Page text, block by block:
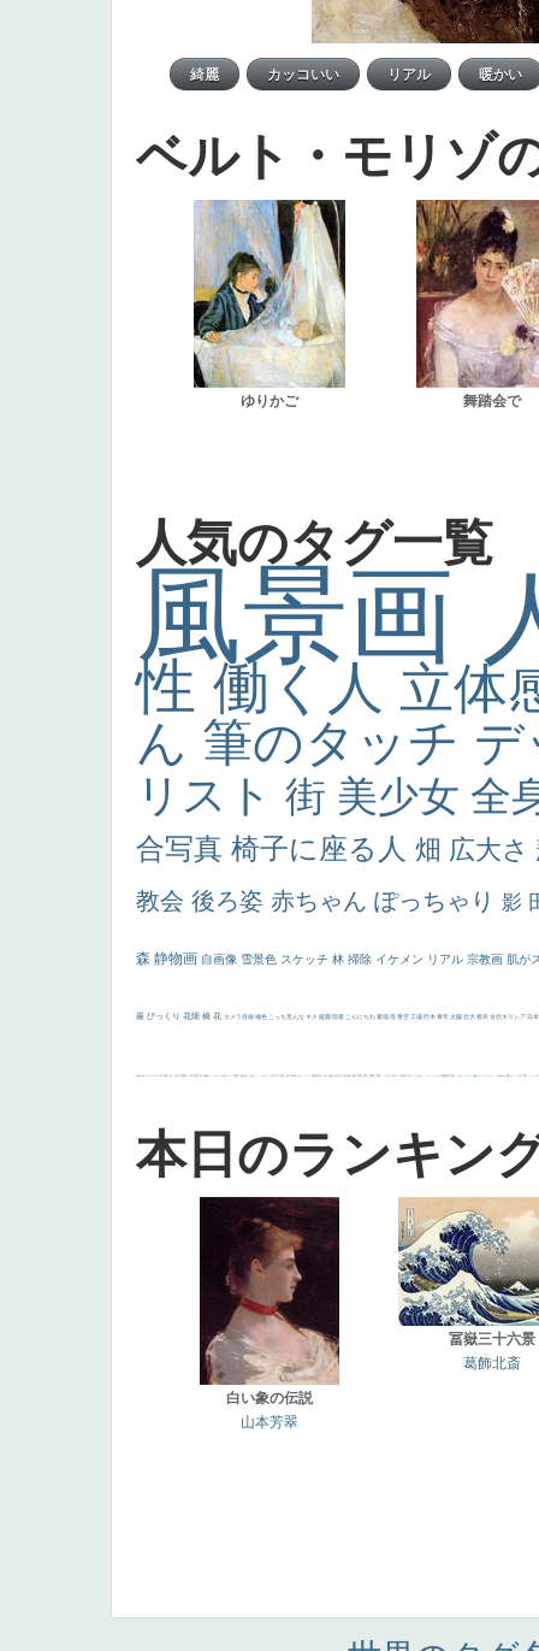
ベルト・モリゾ
ゆりかご 舞踏会で
人気のタグ一覧
風景画
性 働く人 立体
ん 筆のタッチ
リスト 街 美少女 全
合写真 椅子に座る人 畑 広大さ
教会 後ろ姿 赤ちゃん ぽっちゃり 影
森 静物画 自画像 雪景色 スケッチ 林 掃除 イケメン リアル 宗教画 肌が
厳 びっくり 花畑 橋 花 カメラ目線 補色 こっち見んな キス 庭園 部屋 こんにちわ 素描 塔 青空 工場 巨木 青年 太陽 壮大 着衣 古代ギリシア 日
画質 ヴィーナス 剣 哀愁 白人少女 食事中 山本芳翠 麦 女神 ローマ教皇 奥行き 火起こし 東方の三博士 雪 114514 受胎告知 天から覗き込む顔 設計図 挿絵 群衆 親子 裸婦 可愛い 美人 ＃名画で学ぶ「たるみ」 躍動感 黄色 畦道 レンブラント・ 暖かい バブみ 靴下
本日のランキン
白い象の伝説
山本芳翠
冨嶽三十六景
葛飾北斎